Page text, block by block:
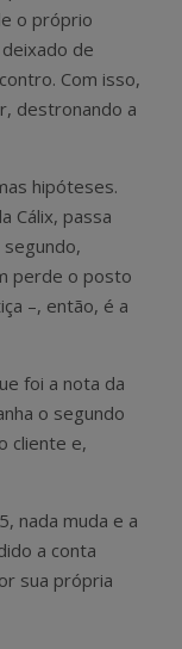
o próprio
de
Com isso,
destronando a
hipóteses.
Cálix, passa
segundo,
perde o posto
–, então, é a
foi a nota da
o segundo
cliente e,
nada muda e a
a conta
sua própria